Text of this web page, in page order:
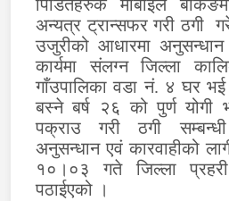
पिडितहरुकै मोबाईल
अन्यत्र ट्रान्सफर गरी ठगी
उजुरीको आधारमा अनुसन्धान
कार्यमा संलग्न जिल्ला
गाँउपालिका वडा नं. ४ घर भई
बस्ने बर्ष २६ को पुर्ण योगी
पक्राउ गरी ठगी
अनुसन्धान एवं कारवाहीको
१०।०३ गते जिल्ला प्रहरी
पठाईएको ।